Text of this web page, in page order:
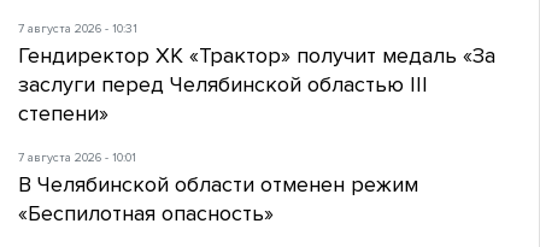
7 августа 2026 - 10:31
Гендиректор ХК «Трактор» получит медаль «За
заслуги перед Челябинской областью III
степени»
7 августа 2026 - 10:01
В Челябинской области отменен режим
«Беспилотная опасность»